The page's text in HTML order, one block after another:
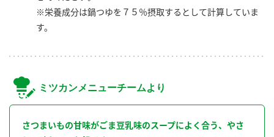
※栄養成分は鍋つゆを７５％摂取するとして計算していま
す。
ミツカンメニューチームより
さつまいもの甘味がごま豆乳味のスープによく合う、やさ